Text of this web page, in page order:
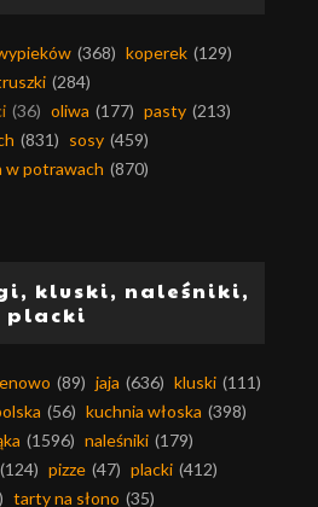
(368) koperek (129)
(284)
(36) oliwa (177) pasty (213)
(831) sosy (459)
w potrawach (870)
kluski, naleśniki,
placki
(89) jaja (636) kluski (111)
(56) kuchnia włoska (398)
(1596) naleśniki (179)
(124) pizze (47) placki (412)
tarty na słono (35)